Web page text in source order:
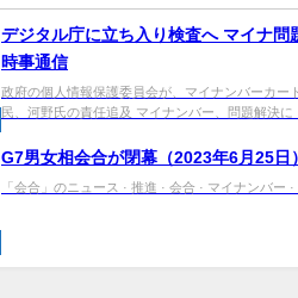
デジタル庁に立ち入り検査へ マイナ
時事通信
政府の個人情報保護委員会が、マイナンバーカー
民、河野氏の責任追及 マイナンバー、問題解決に
G7男女相会合が閉幕（2023年6月25
「会合」のニュース · 推進 · 会合 · マイナンバー ·